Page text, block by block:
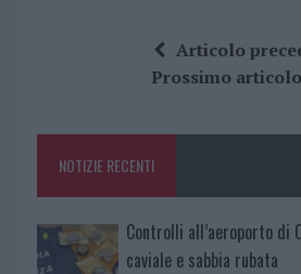
o
k
te
re
at
s
p
a
re
Articolo
Prossimo articolo
NOTIZIE RECENTI
Controlli all’aeroporto di
caviale e sabbia rubata